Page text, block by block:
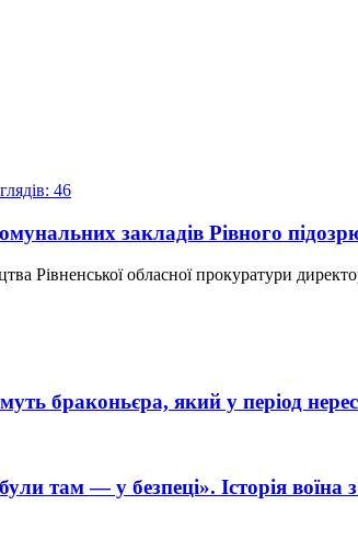
46
закладів Рівного
Рівненської обласної прокуратури
браконьєра, який у період
там — у безпеці». Історія воїна